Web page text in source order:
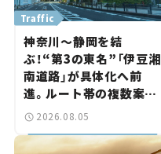
神奈川～静岡を結
ぶ！“第3の東名”「伊豆湘
南道路」が具体化へ前
進。ルート帯の複数案検
討へ。熱海まで信号ゼロ
道路計画】
Traffic
2026.08.05